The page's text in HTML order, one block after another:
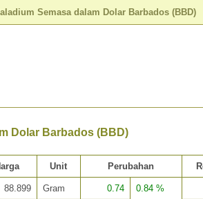
Semasa dalam Dolar Barbados (BBD)
Dolar Barbados (BBD)
Unit Perubahan
88.899 Gram 0.74 0.84 %